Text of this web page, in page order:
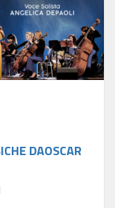
DAOSCAR